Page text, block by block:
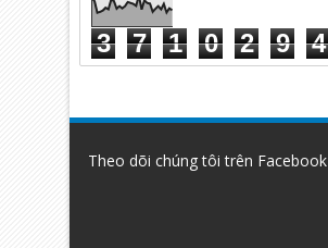
3 7 1 0 2 9 4
Theo dõi chúng tôi trên Facebook